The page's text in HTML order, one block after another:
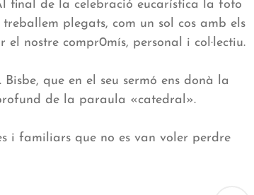
final de la celebració eucarística la foto
plegats, com un sol cos amb els
el nostre compr0mís, personal i col·lectiu.
que en el seu sermó ens donà la
de la paraula «catedral».
i familiars que no es van voler perdre